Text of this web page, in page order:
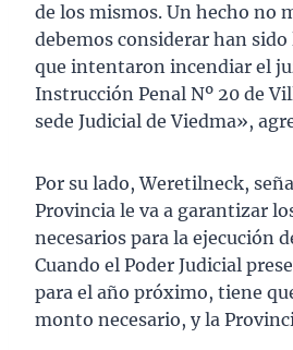
de los mismos. Un hecho no
debemos considerar han sido
que intentaron incendiar el
Instrucción Penal Nº 20 de
sede Judicial de Viedma»,
Por su lado, Weretilneck,
Provincia le va a garantizar
necesarios para la ejecución
Cuando el Poder Judicial
para el año próximo, tiene
monto necesario, y la